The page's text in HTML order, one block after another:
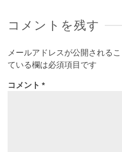
コメントを残す
メールアドレスが公開されるこ
ている欄は必須項目です
コメント *